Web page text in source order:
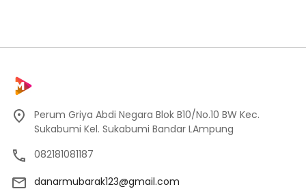
Perum Griya Abdi Negara Blok B10/No.10 BW Kec.
Sukabumi Kel. Sukabumi Bandar LAmpung
082181081187
danarmubarak123@gmail.com